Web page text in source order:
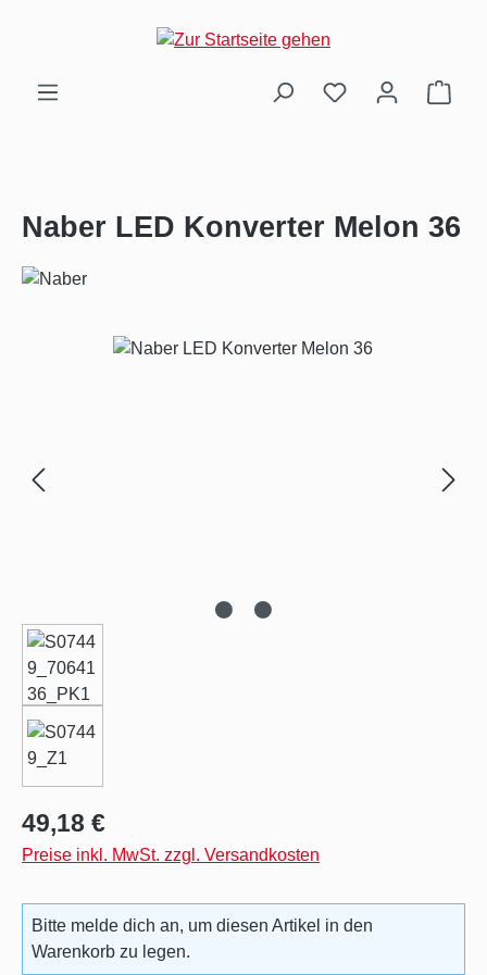
Zum Hauptinhalt springen
Naber LED Konverter Melon 36
Bildergalerie überspringen
Regulärer Preis:
49,18 €
Preise inkl. MwSt. zzgl. Versandkosten
Bitte melde dich an, um diesen Artikel in den
Warenkorb zu legen.